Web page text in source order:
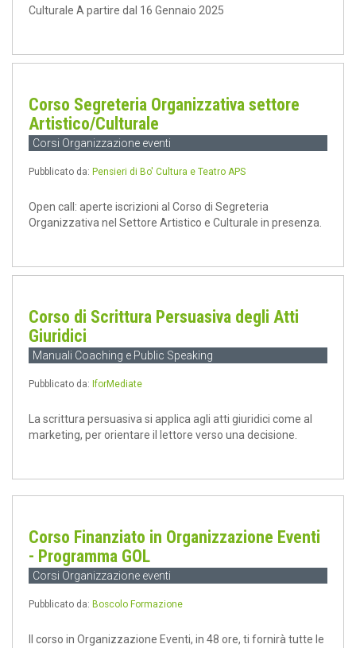
Culturale A partire dal 16 Gennaio 2025
Corso Segreteria Organizzativa settore
Artistico/Culturale
Corsi Organizzazione eventi
Pubblicato da: Pensieri di Bo' Cultura e Teatro APS
Open call: aperte iscrizioni al Corso di Segreteria
Organizzativa nel Settore Artistico e Culturale in presenza.
Corso di Scrittura Persuasiva degli Atti
Giuridici
Manuali Coaching e Public Speaking
Pubblicato da: IforMediate
La scrittura persuasiva si applica agli atti giuridici come al
marketing, per orientare il lettore verso una decisione.
Corso Finanziato in Organizzazione Eventi
- Programma GOL
Corsi Organizzazione eventi
Pubblicato da: Boscolo Formazione
Il corso in Organizzazione Eventi, in 48 ore, ti fornirà tutte le